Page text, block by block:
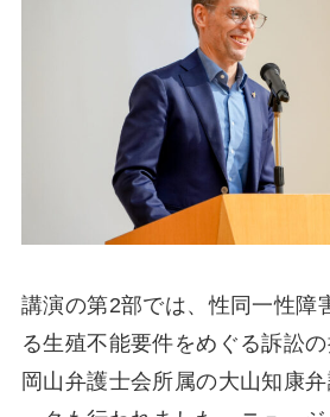
講演の第2部では、性同一性障
る生殖不能要件をめぐる訴訟の
岡山弁護士会所属の大山知康